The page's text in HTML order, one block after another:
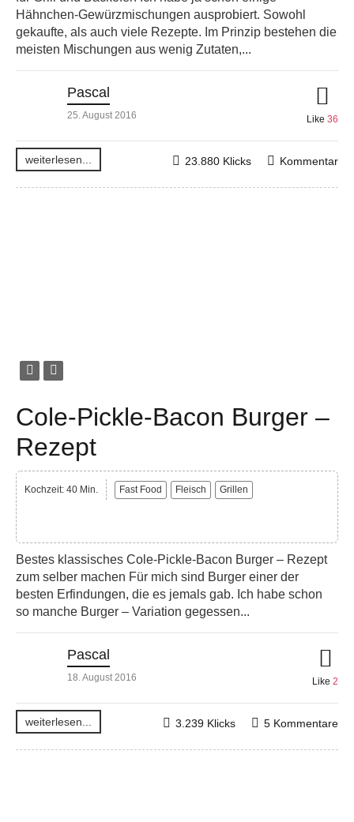
Hähnchen-Gewürzmischungen ausprobiert. Sowohl
gekaufte, als auch viele Rezepte. Im Prinzip bestehen die
meisten Mischungen aus wenig Zutaten,...
Pascal
25. August 2016 Like 36
weiterlesen... Kommentar
23.880 Klicks
Cole-Pickle-Bacon Burger –
Rezept
Kochzeit: 40 Min. Fast Food Fleisch Grillen
Bestes klassisches Cole-Pickle-Bacon Burger – Rezept
zum selber machen Für mich sind Burger einer der
besten Erfindungen, die es jemals gab. Ich habe schon
so manche Burger – Variation gegessen...
Pascal
18. August 2016 Like 2
weiterlesen... 5 Kommentare
3.239 Klicks